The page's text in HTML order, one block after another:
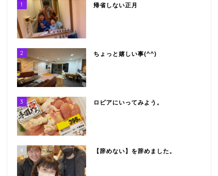
1 帰省しない正月
2 ちょっと嬉しい事(^^)
3 ロピアにいってみよう。
4 【辞めない】を辞めました。